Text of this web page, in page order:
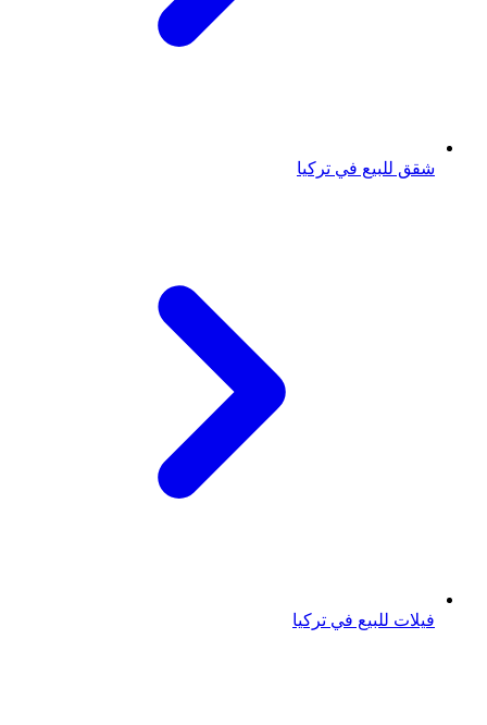
شقق للبيع في تركيا
فيلات للبيع في تركيا